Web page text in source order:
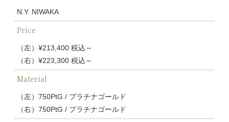
N.Y. NIWAKA
Price
（左）¥213,400 税込～
（右）¥223,300 税込～
Material
（左）750PtG / プラチナゴールド
（右）750PtG / プラチナゴールド